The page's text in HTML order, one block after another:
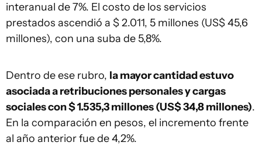
interanual de 7%. El costo de los servicios
prestados ascendió a $ 2.011, 5 millones (US$ 45,6
millones), con una suba de 5,8%.
Dentro de ese rubro, la mayor cantidad estuvo
asociada a retribuciones personales y cargas
sociales con $ 1.535,3 millones (US$ 34,8 millones).
En la comparación en pesos, el incremento frente
al año anterior fue de 4,2%.